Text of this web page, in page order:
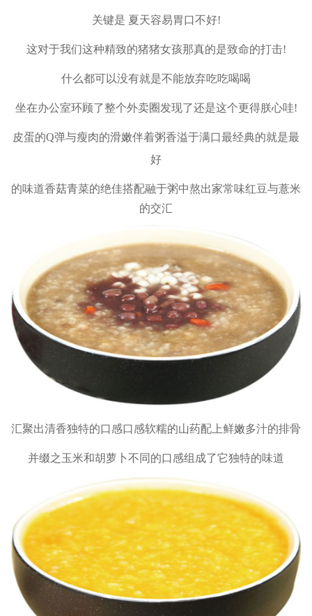
关键是 夏天容易胃口不好!
这对于我们这种精致的猪猪女孩那真的是致命的打击!
什么都可以没有就是不能放弃吃吃喝喝
坐在办公室环顾了整个外卖圈发现了还是这个更得朕心哇!
皮蛋的Q弹与瘦肉的滑嫩伴着粥香溢于满口最经典的就是最
好
的味道香菇青菜的绝佳搭配融于粥中熬出家常味红豆与薏米
的交汇
汇聚出清香独特的口感口感软糯的山药配上鲜嫩多汁的排骨
并缀之玉米和胡萝卜不同的口感组成了它独特的味道